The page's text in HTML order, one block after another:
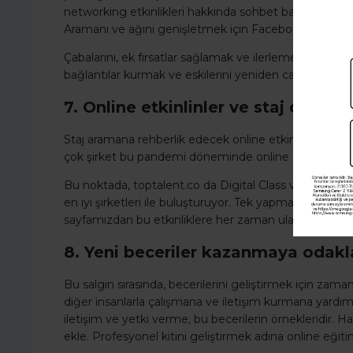
networking etkinlikleri hakkında sohbet başlatmak
Aramanı ve ağını genişletmek için Facebook
Çabalarını, ek fırsatlar sağlamak ve ilerlemeni takip
bağlantılar kurmak ve eskilerini yeniden
7. Online etkinlinler ve staj
Staj aramana rehberlik edecek online etkinlik ve
çok şirket bu pandemi döneminde online staj
Bu noktada, toptalent.co da Digital Class ve Dijital
en iyi şirketleri ile buluşturuyor. Tek yapman
sayfamızdan bu etkinliklere her zaman ulaşabilirsin.
8. Yeni beceriler kazanmaya
Bu salgın sırasında, becerilerini geliştirmek için
diğer insanlarla çalışmana ve iletişim kurmana
iletişim ve yetki verme, bu becerilerin örnekleridir.
ekle. Profesyonel kitini geliştirmek adına online